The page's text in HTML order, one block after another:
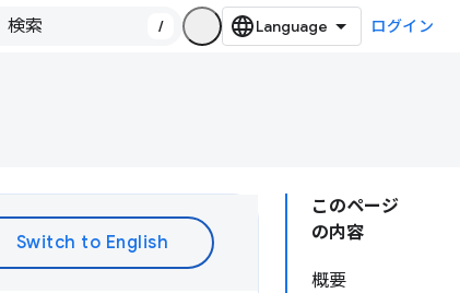
/ ログイン
このページ
の内容
概要